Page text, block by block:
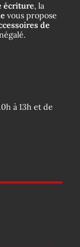
écriture, la
vous propose
de
à 13h et de